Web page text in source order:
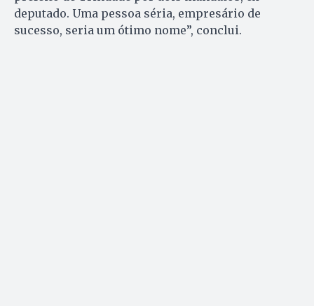
deputado. Uma pessoa séria, empresário de
sucesso, seria um ótimo nome”, conclui.